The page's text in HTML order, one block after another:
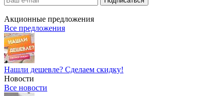
Акционные предложения
Все предложения
Нашли дешевле? Сделаем скидку!
Новости
Все новости